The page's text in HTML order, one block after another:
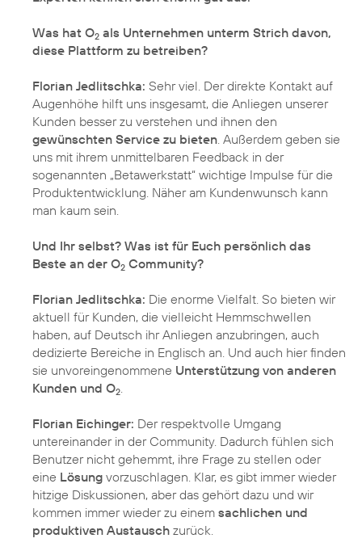
Was hat O2 als Unternehmen unterm Strich davon,
diese Plattform zu betreiben?
Florian Jedlitschka: Sehr viel. Der direkte Kontakt auf
Augenhöhe hilft uns insgesamt, die Anliegen unserer
Kunden besser zu verstehen und ihnen den
gewünschten Service zu bieten. Außerdem geben sie
uns mit ihrem unmittelbaren Feedback in der
sogenannten „Betawerkstatt“ wichtige Impulse für die
Produktentwicklung. Näher am Kundenwunsch kann
man kaum sein.
Und Ihr selbst? Was ist für Euch persönlich das
Beste an der O2 Community?
Florian Jedlitschka: Die enorme Vielfalt. So bieten wir
aktuell für Kunden, die vielleicht Hemmschwellen
haben, auf Deutsch ihr Anliegen anzubringen, auch
dedizierte Bereiche in Englisch an. Und auch hier finden
sie unvoreingenommene Unterstützung von anderen
Kunden und O2.
Florian Eichinger: Der respektvolle Umgang
untereinander in der Community. Dadurch fühlen sich
Benutzer nicht gehemmt, ihre Frage zu stellen oder
eine Lösung vorzuschlagen. Klar, es gibt immer wieder
hitzige Diskussionen, aber das gehört dazu und wir
kommen immer wieder zu einem sachlichen und
produktiven Austausch zurück.